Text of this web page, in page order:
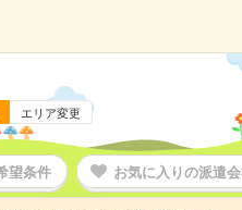
エリア変更
望条件 お気に入りの派遣